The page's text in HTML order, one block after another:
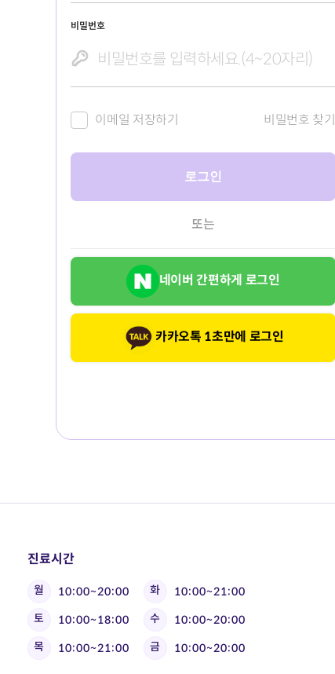
비밀번호
이메일 저장하기 비밀번호 찾기
로그인
또는
네이버 간편하게 로그인
카카오톡 1초만에 로그인
진료시간
월 10:00~20:00 화
10:00~21:00
토
10:00~18:00 수
10:00~20:00
목
10:00~21:00 금 10:00~20:00